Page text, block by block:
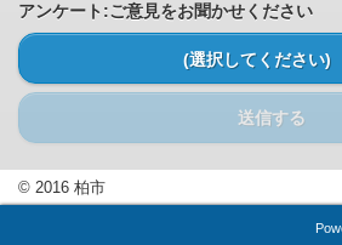
アンケート:ご意見をお聞かせください
(選択してください)
送信する
© 2016 柏市